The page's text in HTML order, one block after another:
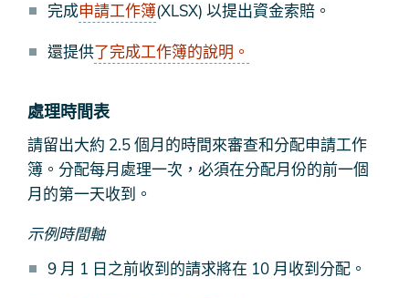
完成申請工作簿(XLSX) 以提出資金索賠。
還提供了完成工作簿的說明。
處理時間表
請留出大約 2.5 個月的時間來審查和分配申請工作
簿。分配每月處理一次，必須在分配月份的前一個
月的第一天收到。
示例時間軸
9 月 1 日之前收到的請求將在 10 月收到分配。